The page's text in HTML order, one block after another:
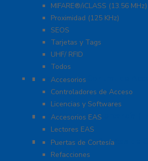
MIFARE®/iCLASS (13.56 MHz)
Proximidad (125 KHz)
SEOS
Tarjetas y Tags
UHF/ RFID
Todos
Paneles de Control de
Accesorios
Controladores de Acceso
Licencias y Softwares
Protección de Mercancía
Accesorios EAS
Lectores EAS
Torniquetes y Puertas de
Puertas de Cortesía
Refacciones